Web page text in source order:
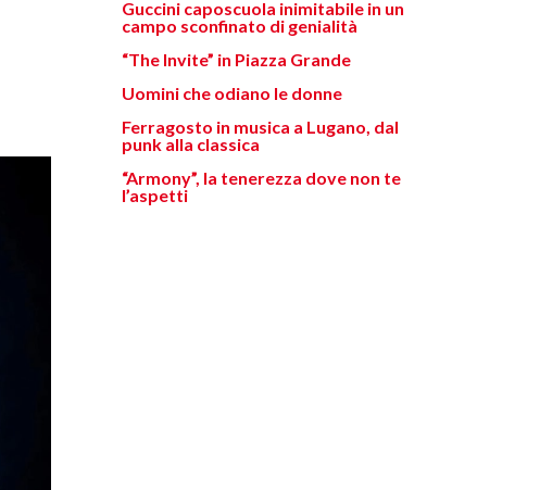
Guccini caposcuola inimitabile in un
campo sconfinato di genialità
“The Invite” in Piazza Grande
Uomini che odiano le donne
Ferragosto in musica a Lugano, dal
punk alla classica
“Armony”, la tenerezza dove non te
l’aspetti